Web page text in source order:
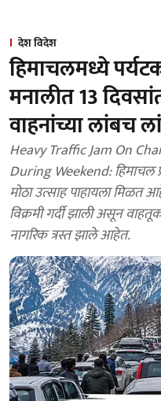
देश विदेश
हिमाचलमध्ये
मनालीत 13
वाहनांच्या लांबच
Heavy Traffic Jam On
During Weekend: हिमाचल
मोठा उत्साह पाहायला मिळत
विक्रमी गर्दी झाली असून
नागरिक त्रस्त झाले आहेत.